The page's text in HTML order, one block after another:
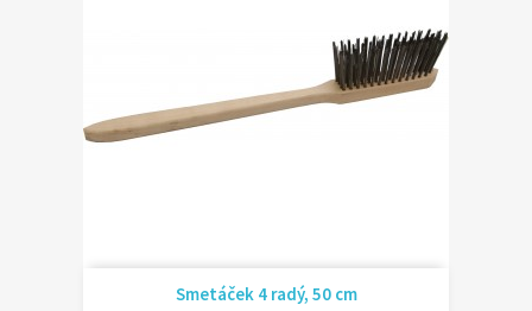
Smetáček 4 radý, 50 cm